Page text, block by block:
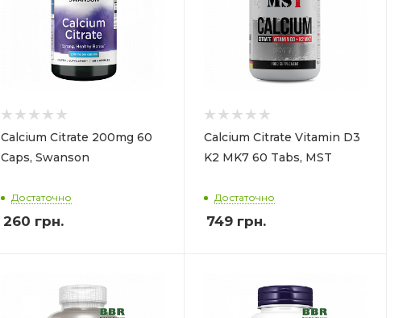
Calcium Citrate 200mg 60
Caps, Swanson
Достаточно
260 грн.
Calcium Citrate Vitamin D3
K2 MK7 60 Tabs, MST
Достаточно
749грн.